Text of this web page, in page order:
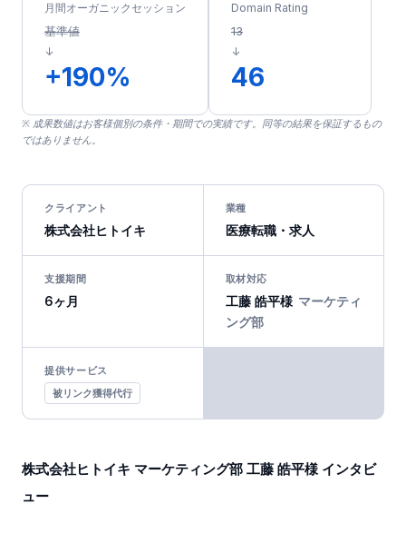
月間オーガニックセッション
基準値
↓
+190%
Domain Rating
13
↓
46
※ 成果数値はお客様個別の条件・期間での実績です。同等の結果を保証するもの
ではありません。
クライアント
株式会社ヒトイキ
業種
医療転職・求人
支援期間
6ヶ月
取材対応
工藤 皓平様 マーケティ
ング部
提供サービス
被リンク獲得代行
株式会社ヒトイキ マーケティング部 工藤 皓平様 インタビ
ュー